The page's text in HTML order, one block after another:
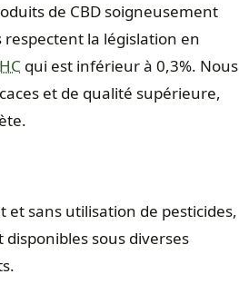
de CBD soigneusement
la législation en
qui est inférieur à 0,3%. Nous
et de qualité supérieure,
et sans utilisation de pesticides,
disponibles sous diverses